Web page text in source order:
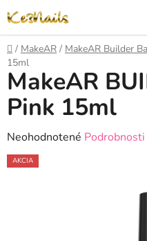
na
obsah
Domov
/ MakeAR / MakeAR Builder
15ml
MakeAR
Pink 15ml
Priemerné
hodnotenie
Neohodnotené
AKCIA